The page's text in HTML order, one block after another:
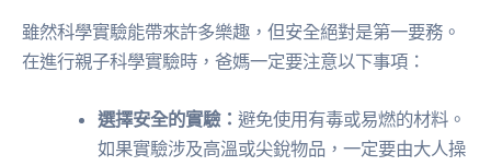
雖然科學實驗能帶來許多樂趣，但安全絕對是第一要務。
在進行親子科學實驗時，爸媽一定要注意以下事項：
選擇安全的實驗：避免使用有毒或易燃的材料。
如果實驗涉及高溫或尖銳物品，一定要由大人操